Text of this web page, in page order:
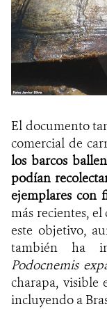
El documento
comercial de
los barcos
podían
ejemplares con
más recientes,
este objetivo,
también ha
Podocnemis
charapa, visible
incluyendo a